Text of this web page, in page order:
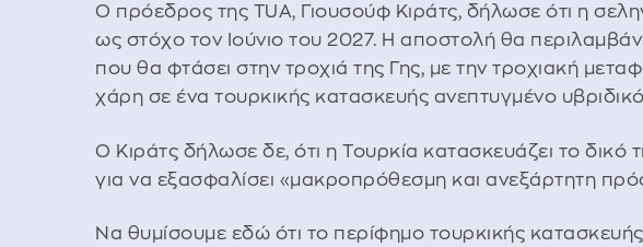
Ο πρόεδρος της TUA, Γιουσούφ Κιράτς, δήλωσε ότι η
ως στόχο τον Ιούνιο του 2027. Η αποστολή θα
που θα φτάσει στην τροχιά της Γης, με την τροχιακή
χάρη σε ένα τουρκικής κατασκευής ανεπτυγμένο
Ο Κιράτς δήλωσε δε, ότι η Τουρκία κατασκευάζει το δικό
για να εξασφαλίσει «μακροπρόθεσμη και ανεξάρτητη
Να θυμίσουμε εδώ ότι το περίφημο τουρκικής